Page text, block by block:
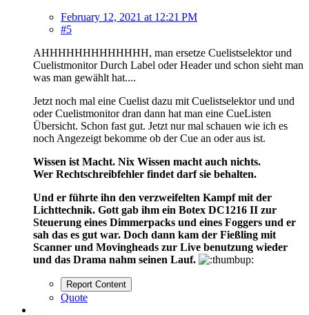
February 12, 2021 at 12:21 PM
#5
AHHHHHHHHHHHHH, man ersetze Cuelistselektor und
Cuelistmonitor Durch Label oder Header und schon sieht man
was man gewählt hat....
Jetzt noch mal eine Cuelist dazu mit Cuelistselektor und und
oder Cuelistmonitor dran dann hat man eine CueListen
Übersicht. Schon fast gut. Jetzt nur mal schauen wie ich es
noch Angezeigt bekomme ob der Cue an oder aus ist.
Wissen ist Macht. Nix Wissen macht auch nichts.
Wer Rechtschreibfehler findet darf sie behalten.
Und er führte ihn den verzweifelten Kampf mit der
Lichttechnik. Gott gab ihm ein Botex DC1216 II zur
Steuerung eines Dimmerpacks und eines Foggers und er
sah das es gut war. Doch dann kam der Fießling mit
Scanner und Movingheads zur Live benutzung wieder
und das Drama nahm seinen Lauf.
Report Content
Quote